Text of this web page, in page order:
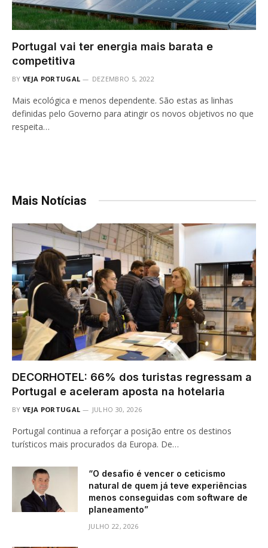
Portugal vai ter energia mais barata e
competitiva
BY VEJA PORTUGAL DEZEMBRO 5, 2022
Mais ecológica e menos dependente. São estas as linhas
definidas pelo Governo para atingir os novos objetivos no que
respeita…
Mais Notícias
DECORHOTEL: 66% dos turistas regressam a
Portugal e aceleram aposta na hotelaria
BY VEJA PORTUGAL JULHO 30, 2026
Portugal continua a reforçar a posição entre os destinos
turísticos mais procurados da Europa. De…
“O desafio é vencer o ceticismo
natural de quem já teve experiências
menos conseguidas com software de
planeamento”
JULHO 22, 2026